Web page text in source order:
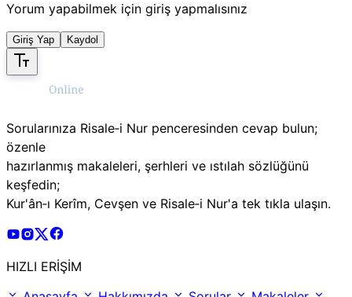
Yorum yapabilmek için giriş yapmalısınız
Giriş Yap Kaydol
Sorularınıza Risale‑i Nur penceresinden cevap bulun;
özenle
hazırlanmış makaleleri, şerhleri ve ıstılah sözlüğünü
keşfedin;
Kur'ân‑ı Kerîm, Cevşen ve Risale‑i Nur'a tek tıkla ulaşın.
Risale Online Youtube Hesabı
Risale Online Instagram Hesabı
Risale Online X Hesabı
HIZLI ERİŞİM